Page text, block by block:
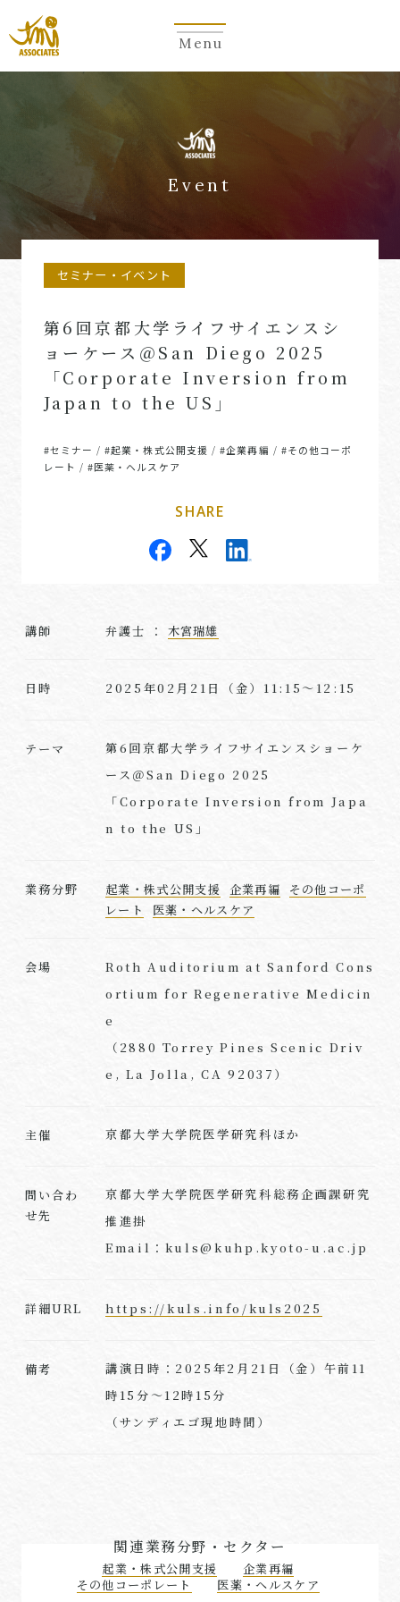
Menu
Event
セミナー・イベント
第6回京都大学ライフサイエンスシ
ョーケース＠San Diego 2025
「Corporate Inversion from
Japan to the US」
#セミナー /#起業・株式公開支援 /#企業再編 / #その他コーポ
レート / #医薬・ヘルスケア
SHARE
講師 弁護士 ： 木宮瑞雄
日時 2025年02月21日（金）11:15～12:15
テーマ
第6回京都大学ライフサイエンスショーケ
ース＠San Diego 2025
「Corporate Inversion from Japa
n to the US」
業務分野 起業・株式公開支援 企業再編
その他コーポ
レート
医薬・ヘルスケア
会場
Roth Auditorium at Sanford Cons
ortium for Regenerative Medicin
e
（2880 Torrey Pines Scenic Driv
e, La Jolla, CA 92037）
主催 京都大学大学院医学研究科ほか
問い合わ
せ先
京都大学大学院医学研究科総務企画課研究
推進掛
Email：kuls@kuhp.kyoto-u.ac.jp
詳細URL https://kuls.info/kuls2025
備考
講演日時：2025年2月21日（金）午前11
時15分～12時15分
（サンディエゴ現地時間）
関連業務分野・セクター
起業・株式公開支援
企業再編
その他コーポレート
医薬・ヘルスケア